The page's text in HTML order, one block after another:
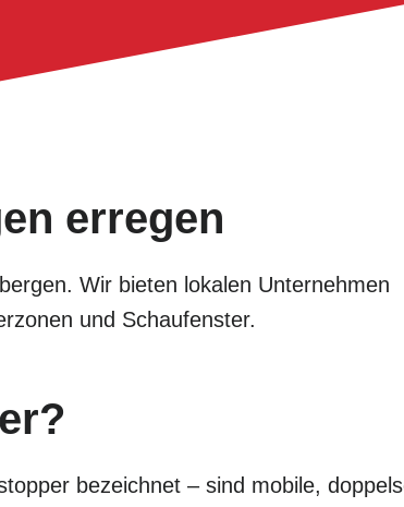
erregen
Wir bieten lokalen Unternehmen
und Schaufenster.
bezeichnet – sind mobile,